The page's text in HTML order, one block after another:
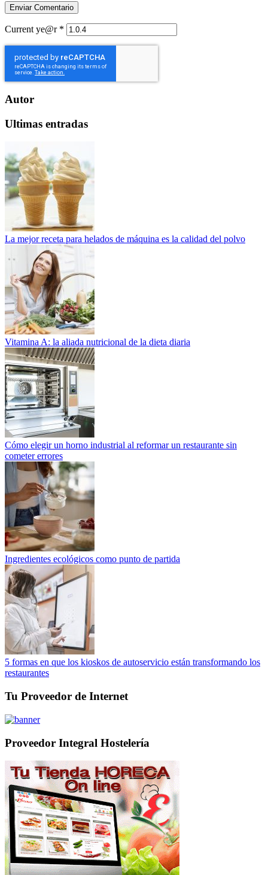
Current ye@r *
Autor
Ultimas entradas
La mejor receta para helados de máquina es la calidad del polvo
Vitamina A: la aliada nutricional de la dieta diaria
Cómo elegir un horno industrial al reformar un restaurante sin
cometer errores
Ingredientes ecológicos como punto de partida
5 formas en que los kioskos de autoservicio están transformando los
restaurantes
Tu Proveedor de Internet
Proveedor Integral Hostelería